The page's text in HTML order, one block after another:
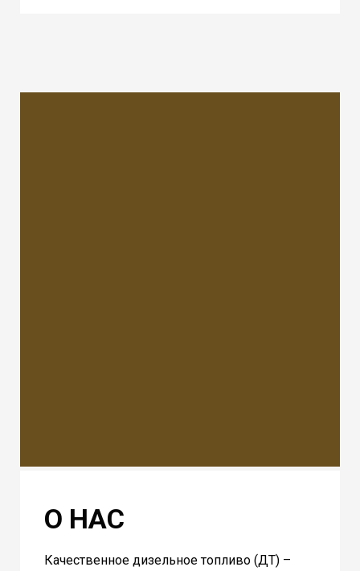
О НАС
Качественное дизельное топливо (ДТ) –